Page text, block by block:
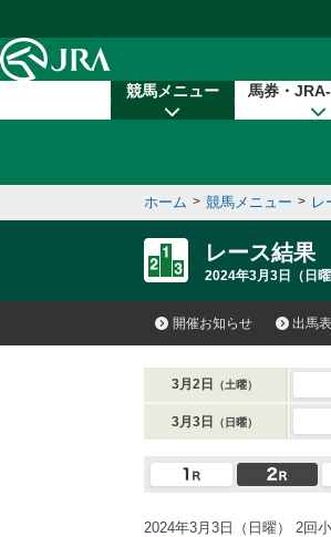
競馬メニュー 馬券・
ホーム > 競馬メニュー > レ
レース結果
2024年3月3日（日
開催お知らせ 出馬表
3月2日 （土曜）
3月3日 （日曜）
2024年3月3日（日曜） 2回